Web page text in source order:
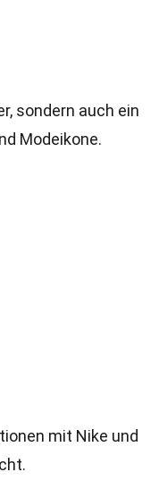
sondern auch ein
Modeikone.
mit Nike und